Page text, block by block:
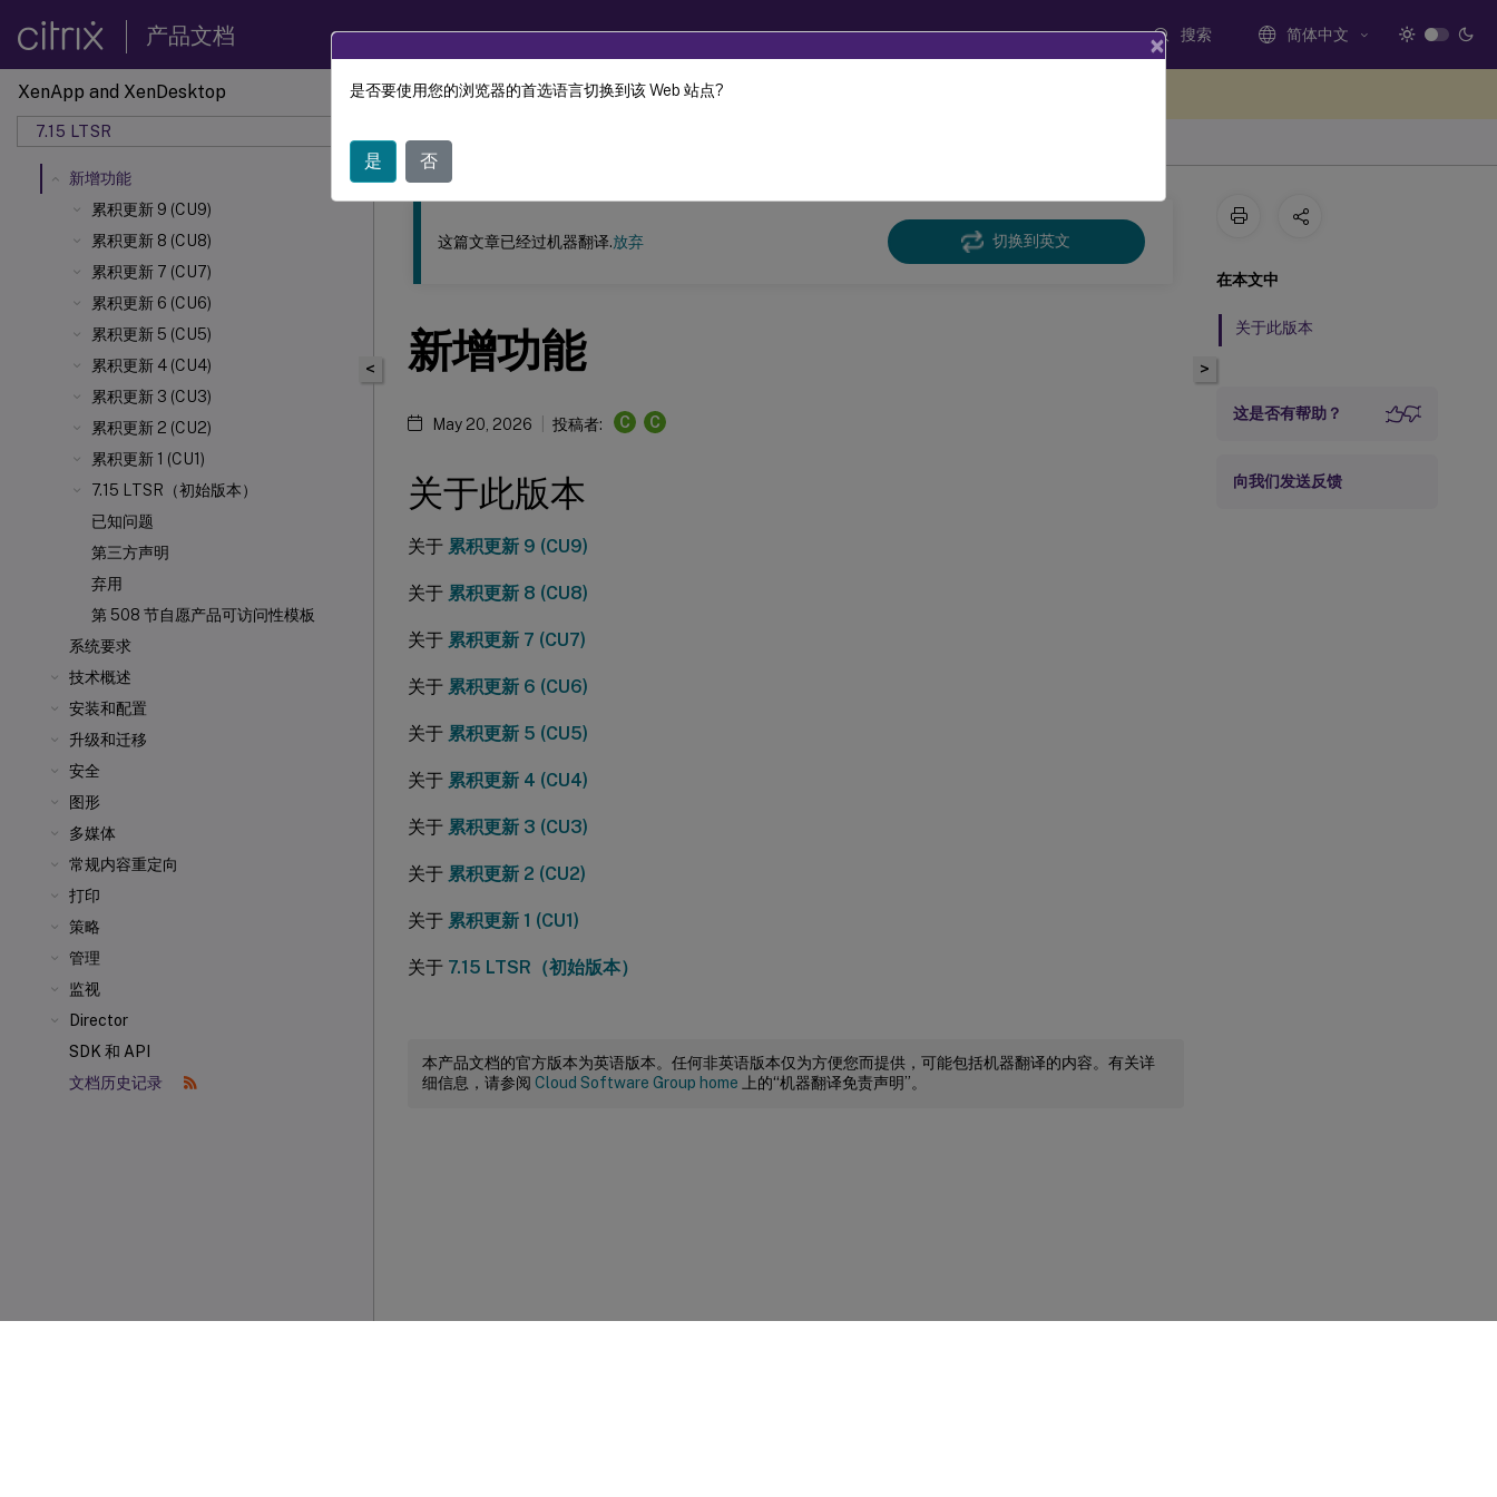
产品文档 搜索 简体中文
XenApp and XenDesktop
7.15 LTSR
新增功能
累积更新 9 (CU9)
累积更新 8 (CU8)
累积更新 7 (CU7)
累积更新 6 (CU6)
累积更新 5 (CU5)
累积更新 4 (CU4)
累积更新 3 (CU3)
累积更新 2 (CU2)
累积更新 1 (CU1)
7.15 LTSR（初始版本）
已知问题
第三方声明
弃用
第 508 节自愿产品可访问性模板
系统要求
技术概述
安装和配置
升级和迁移
安全
图形
多媒体
常规内容重定向
打印
策略
管理
监视
Director
SDK 和 API
文档历史记录
此内容已经过机器动态翻译。
<
这篇文章已经过机器翻译.放弃 切换到英文
新增功能
May 20, 2026 投稿者: C C
关于此版本
关于 累积更新 9 (CU9)
关于 累积更新 8 (CU8)
关于 累积更新 7 (CU7)
关于 累积更新 6 (CU6)
关于 累积更新 5 (CU5)
关于 累积更新 4 (CU4)
关于 累积更新 3 (CU3)
关于 累积更新 2 (CU2)
关于 累积更新 1 (CU1)
关于 7.15 LTSR（初始版本）
本产品文档的官方版本为英语版本。任何非英语版本仅为方便您而提供，可能包括机器翻译的内容。有关详
细信息，请参阅 Cloud Software Group home 上的“机器翻译免责声明”。
>
在本文中
关于此版本
这是否有帮助？
向我们发送反馈
×
是否要使用您的浏览器的首选语言切换到该 Web 站点?
是 否